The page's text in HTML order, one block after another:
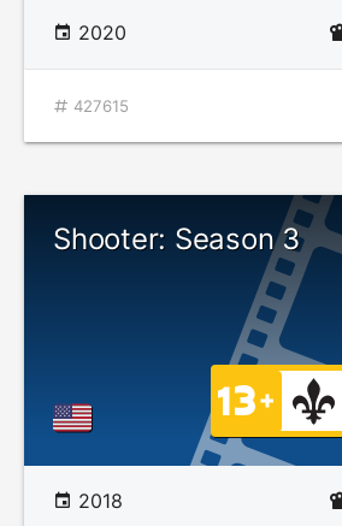
2020
427615
Shooter: Season 3
2018